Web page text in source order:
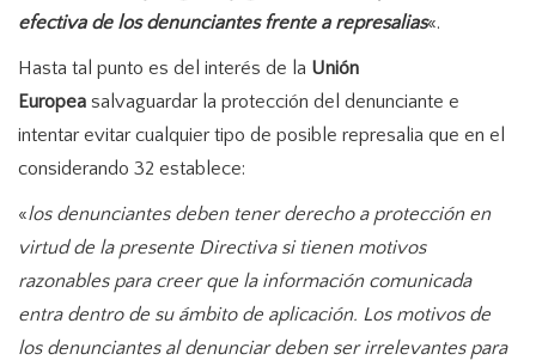
efectiva de los denunciantes frente a represalias«.
Hasta tal punto es del interés de la Unión
Europea salvaguardar la protección del denunciante e
intentar evitar cualquier tipo de posible represalia que en el
considerando 32 establece:
«los denunciantes deben tener derecho a protección en
virtud de la presente Directiva si tienen motivos
razonables para creer que la información comunicada
entra dentro de su ámbito de aplicación. Los motivos de
los denunciantes al denunciar deben ser irrelevantes para